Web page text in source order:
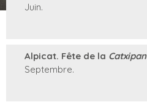
Juin.
Alpicat. Fête de la
Septembre.